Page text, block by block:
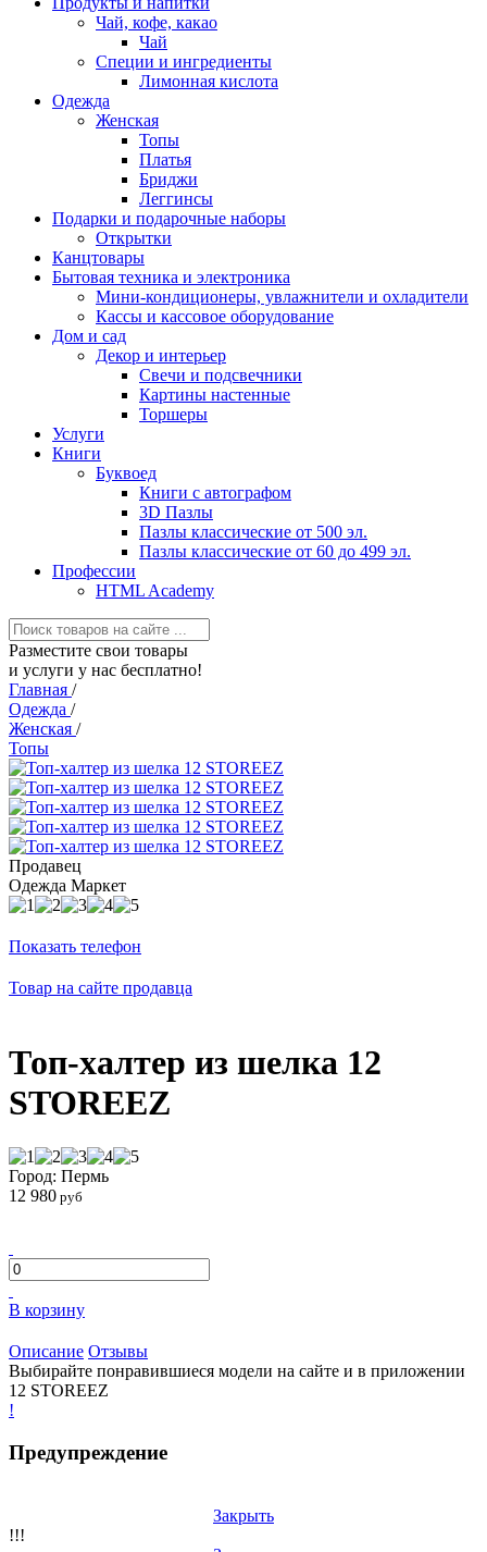
Чай, кофе, какао
Чай
Специи и ингредиенты
Лимонная кислота
Одежда
Женская
Топы
Платья
Бриджи
Леггинсы
Подарки и подарочные наборы
Открытки
Канцтовары
Бытовая техника и электроника
Мини-кондиционеры, увлажнители и охладители
Кассы и кассовое оборудование
Дом и сад
Декор и интерьер
Свечи и подсвечники
Картины настенные
Торшеры
Услуги
Книги
Буквоед
Книги с автографом
3D Пазлы
Пазлы классические от 500 эл.
Пазлы классические от 60 до 499 эл.
Профессии
HTML Academy
Разместите свои товары
и услуги у нас бесплатно!
Главная /
Одежда /
Женская /
Топы
Продавец
Одежда Маркет
Показать телефон
Товар на сайте продавца
Топ-халтер из шелка 12
STOREEZ
Город: Пермь
12 980 руб
В корзину
Описание Отзывы
Выбирайте понравившиеся модели на сайте и в приложении
12 STOREEZ
!
Предупреждение
Закрыть
!!!